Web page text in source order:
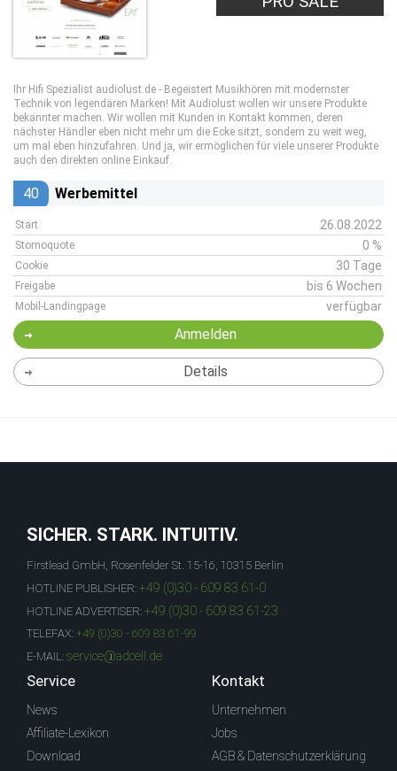
Ihr Hifi Spezialist audiolust.de - Begeistert Musikhören mit modernster
Technik von legendären Marken! Mit Audiolust wollen wir unsere Produkte
bekannter machen. Wir wollen mit Kunden in Kontakt kommen, deren
nächster Händler eben nicht mehr um die Ecke sitzt, sondern zu weit weg,
um mal eben hinzufahren. Und ja, wir ermöglichen für viele unserer Produkte
auch den direkten online Einkauf.
40 Werbemittel
Start 26.08.2022
Stornoquote 0 %
Cookie 30 Tage
Freigabe bis 6 Wochen
Mobil-Landingpage verfügbar
Anmelden
Details
SICHER. STARK. INTUITIV.
Firstlead GmbH, Rosenfelder St. 15-16, 10315 Berlin
HOTLINE PUBLISHER: +49 (0)30 - 609 83 61-0
HOTLINE ADVERTISER: +49 (0)30 - 609 83 61-23
TELEFAX: +49 (0)30 - 609 83 61-99
E-MAIL: service@adcell.de
Service
News
Affiliate-Lexikon
Download
Kontakt
Unternehmen
Jobs
AGB & Datenschutzerklärung